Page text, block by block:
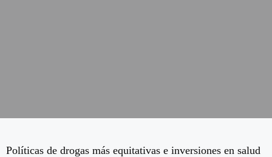
Políticas de drogas más equitativas e inversiones en salud